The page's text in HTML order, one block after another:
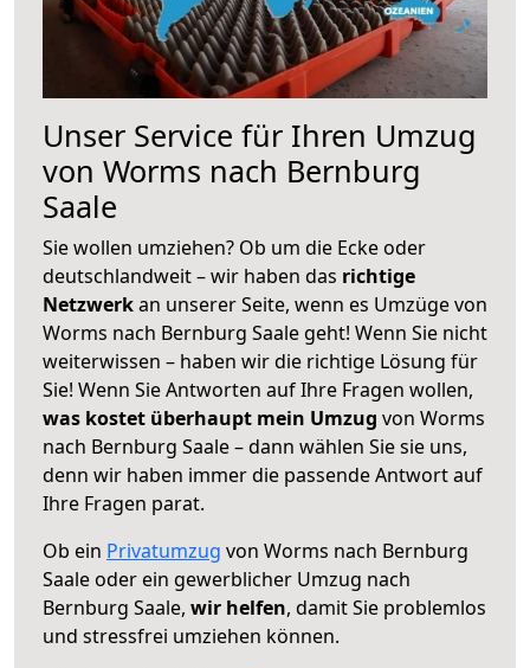
Unser Service für Ihren Umzug
von Worms nach Bernburg
Saale
Sie wollen umziehen? Ob um die Ecke oder
deutschlandweit – wir haben das richtige
Netzwerkan unserer Seite, wenn es Umzüge von
Worms nach Bernburg Saale geht! Wenn Sie nicht
weiterwissen – haben wir die richtige Lösung für
Sie! Wenn Sie Antworten auf Ihre Fragen wollen,
was kostet überhaupt mein Umzug von Worms
nach Bernburg Saale – dann wählen Sie sie uns,
denn wir haben immer die passende Antwort auf
Ihre Fragen parat.
Ob ein Privatumzug von Worms nach Bernburg
Saale oder ein gewerblicher Umzug nach
Bernburg Saale, wir helfen, damit Sie problemlos
und stressfrei umziehen können.